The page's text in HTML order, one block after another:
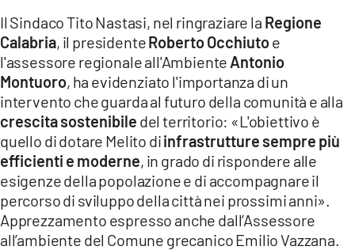
Il Sindaco Tito Nastasi, nel ringraziare la Regione
Calabria, il presidenteRoberto Occhiutoe
l'assessore regionale all'Ambiente Antonio
Montuoro, ha evidenziato l'importanza di un
intervento che guarda al futuro della comunità e alla
crescita sostenibile del territorio: «L'obiettivo è
quello di dotare Melito diinfrastrutture sempre più
efficienti e moderne, in grado di rispondere alle
esigenze della popolazione e di accompagnare il
percorso di sviluppo della città nei prossimi anni».
Apprezzamento espresso anche dall’Assessore
all’ambiente del Comune grecanico Emilio Vazzana.